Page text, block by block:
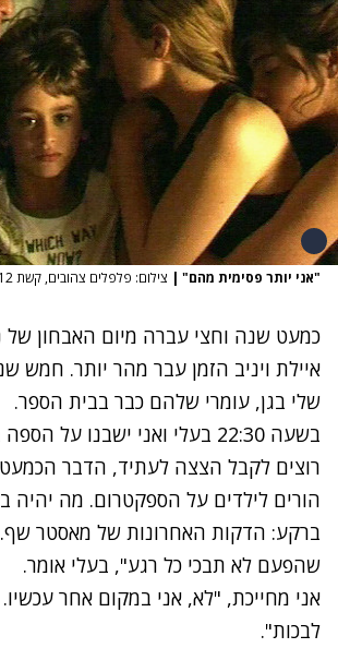
"אני יותר פסימית מהם" | צילום: פלפלים צהובים, קשת 12
כמעט שנה וחצי עברה מיום האבחון של
איילת ויניב הזמן עבר מהר יותר. חמש
שלי בגן, עומרי שלהם כבר בבית הספר.
בשעה 22:30 בעלי ואני ישבנו על
רוצים לקבל הצצה לעתיד, הדבר הכמעט
הורים לילדים על הספקטרום. מה יהיה
ברקע: הדקות האחרונות של מאסטר שף.
שהפעם לא תבכי כל רגע", בעלי אומר.
אני מחייכת, "לא, אני במקום אחר עכשיו.
לבכות".